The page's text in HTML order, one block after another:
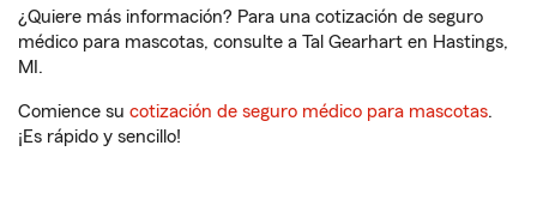
¿Quiere más información? Para una cotización de seguro
médico para mascotas, consulte a Tal Gearhart en Hastings,
MI.
Comience su cotización de seguro médico para mascotas.
¡Es rápido y sencillo!